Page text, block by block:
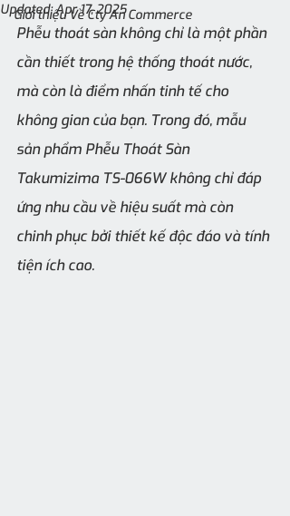
Giới thiệu Về Cty An Commerce
Updated:Apr 17, 2025
Phễu thoát sàn không chỉ là một phần
cần thiết trong hệ thống thoát nước,
mà còn là điểm nhấn tinh tế cho
không gian của bạn. Trong đó, mẫu
sản phẩm Phễu Thoát Sàn
Takumizima TS-066W không chỉ đáp
ứng nhu cầu về hiệu suất mà còn
chinh phục bởi thiết kế độc đáo và tính
tiện ích cao.